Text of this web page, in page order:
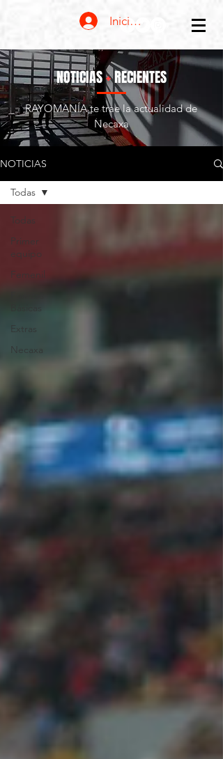
Iniciar sesión
NOTICIAS+RECIENTES
RAYOMANÍA te trae la actualidad de
Necaxa
NOTICIAS
Todas
Primer
equipo
Femenil
Necaxa
Todas